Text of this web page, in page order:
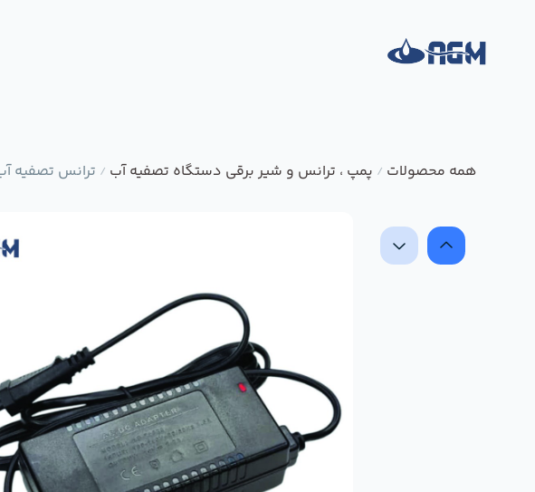
همه محصولات / پمپ ، ترانس و شیر برقی دستگاه تصفیه آب / ترانس تصفیه آب